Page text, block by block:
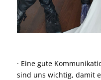
· Eine gute
sind uns wichtig, damit